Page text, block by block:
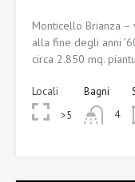
Monticello Brianza –
alla fine degli anni
circa 2.850 mq.
Locali
>5
Bagni
4